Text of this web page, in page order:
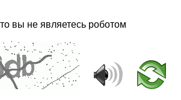
вы не являетесь роботом